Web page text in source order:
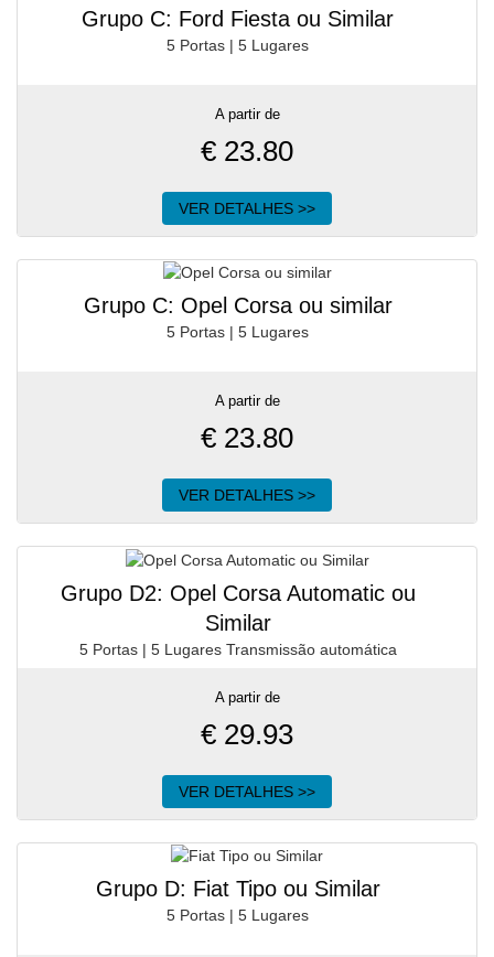
Grupo C: Ford Fiesta ou Similar
5 Portas | 5 Lugares
A partir de
€ 23.80
VER DETALHES >>
Grupo C: Opel Corsa ou similar
5 Portas | 5 Lugares
A partir de
€ 23.80
VER DETALHES >>
Grupo D2: Opel Corsa Automatic ou
Similar
5 Portas | 5 Lugares Transmissão automática
A partir de
€ 29.93
VER DETALHES >>
Grupo D: Fiat Tipo ou Similar
5 Portas | 5 Lugares